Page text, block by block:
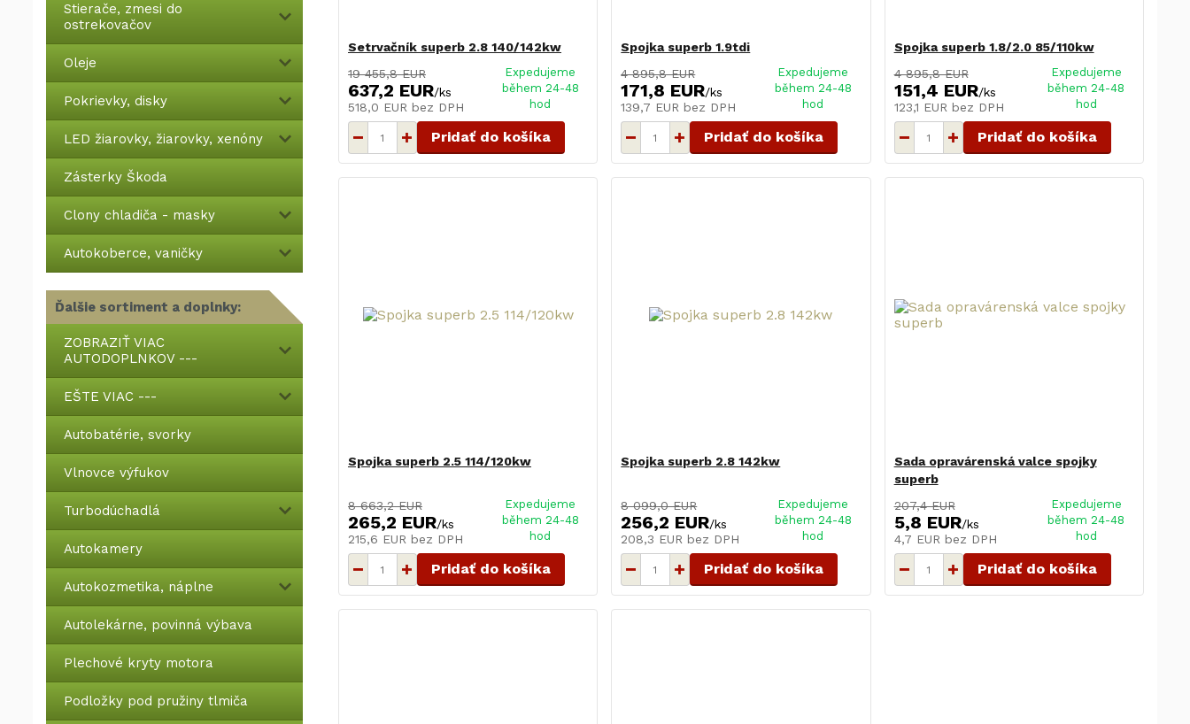
Stierače, zmesi do
ostrekovačov
Oleje
Pokrievky, disky
LED žiarovky, žiarovky, xenóny
Zásterky Škoda
Clony chladiča - masky
Autokoberce, vaničky
Ďalšie sortiment a doplnky:
ZOBRAZIŤ VIAC
AUTODOPLNKOV ---
EŠTE VIAC ---
Autobatérie, svorky
Vlnovce výfukov
Turbodúchadlá
Autokamery
Autokozmetika, náplne
Autolekárne, povinná výbava
Plechové kryty motora
Podložky pod pružiny tlmiča
Setrvačník superb 2.8 140/142kw
19 455,8 EUR
637,2 EUR/ks
518,0 EUR bez DPH
Expedujeme
během 24-48
hod
Pridať do košíka
Spojka superb 1.9tdi
4 895,8 EUR
171,8 EUR/ks
139,7 EUR bez DPH
Expedujeme
během 24-48
hod
Pridať do košíka
Spojka superb 1.8/2.0 85/110kw
4 895,8 EUR
151,4 EUR/ks
123,1 EUR bez DPH
Expedujeme
během 24-48
hod
Pridať do košíka
Spojka superb 2.5 114/120kw
8 663,2 EUR
265,2 EUR/ks
215,6 EUR bez DPH
Expedujeme
během 24-48
hod
Pridať do košíka
Spojka superb 2.8 142kw
8 099,0 EUR
256,2 EUR/ks
208,3 EUR bez DPH
Expedujeme
během 24-48
hod
Pridať do košíka
Sada opravárenská valce spojky
superb
207,4 EUR
5,8 EUR/ks
4,7 EUR bez DPH
Expedujeme
během 24-48
hod
Pridať do košíka